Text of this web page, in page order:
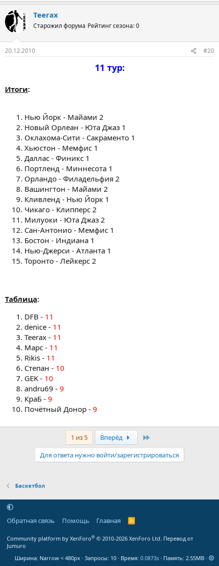
Teerax
Старожил форума Рейтинг сезона: 0
20.12.2010 #20
11 тур:
Итоги:
Нью Йорк - Майами 2
Новый Орлеан - Юта Джаз 1
Оклахома-Сити - Сакраменто 1
Хьюстон - Мемфис 1
Даллас - Финикс 1
Портленд - Миннесота 1
Орландо - Филадельфия 2
Вашингтон - Майами 2
Кливленд - Нью Йорк 1
Чикаго - Клипперс 2
Милуоки - Юта Джаз 2
Сан-Антонио - Мемфис 1
Бостон - Индиана 1
Нью-Джерси - Атланта 1
Торонто - Лейкерс 2
Таблица:
DFB - 11
denice - 11
Teerax - 11
Марс - 11
Rikis - 11
Степан - 10
GEK - 10
andru69 - 9
КраБ - 9
Почётный Донор - 9
1 из 5 Вперёд
Для ответа нужно войти/зарегистрироваться
Баскетбол
Обратная связь Помощь Главная
R
Community platform by XenForo® © 2010-2026 XenForo Ltd. Перевод от
Jumuro
Ширина
Запросы 10 Время 0.0873s Память 2.55MB